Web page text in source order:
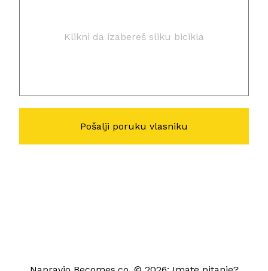
Klikni da izabereš sliku bicikla